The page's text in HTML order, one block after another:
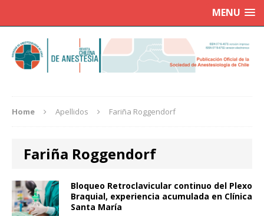
MENU
Home Apellidos Fariña Roggendorf
Fariña Roggendorf
Bloqueo Retroclavicular continuo del Plexo
Braquial, experiencia acumulada en Clínica
Santa María